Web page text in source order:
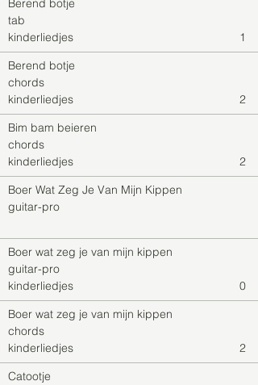
Berend botje
tab
kinderliedjes
1
Berend botje
chords
kinderliedjes
2
Bim bam beieren
chords
kinderliedjes
2
Boer Wat Zeg Je Van Mijn Kippen
guitar-pro
Boer wat zeg je van mijn kippen
guitar-pro
kinderliedjes
0
Boer wat zeg je van mijn kippen
chords
kinderliedjes
2
Catootje